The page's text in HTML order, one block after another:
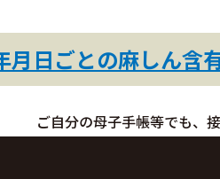
月日ごとの麻しん含
ご自分の母子手帳等でも、